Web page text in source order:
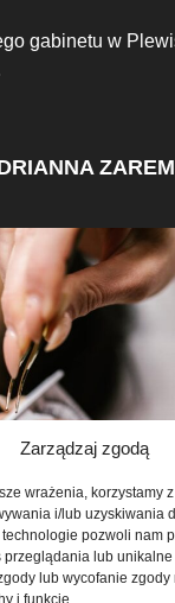
Zarządzaj zgodą
wrażenia, korzystamy
i/lub uzyskiwania
pozwoli nam
lub
lub wycofanie zgody
i funkcje.
gabinetu w